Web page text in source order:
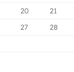
20 21
27 28